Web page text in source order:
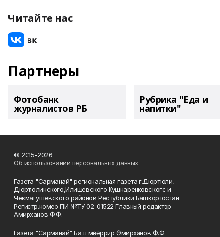
Читайте нас
Партнеры
Фотобанк
журналистов РБ
Рубрика "Еда и
напитки"
© 2015-2026
Об использовании персональных данных
Газета "Сарманай" региональная газета г.Дюртюли,
Дюртюлинского,Илишевского Кушнаренковского и
Чекмагушевского районов Республики Башкортостан
Регистр.номер ПИ №ТУ 02-01522 Главный редактор
Амирханов Ф.Ф.
Газета "Сарманай" Баш мөхәррир Әмирханов Ф.Ф.